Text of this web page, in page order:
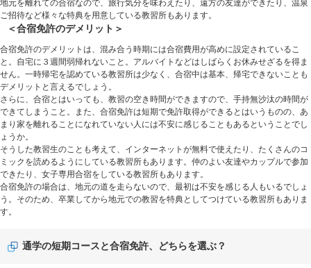
地元を離れての合宿なので、旅行気分を味わえたり、遠方の友達ができたり、温泉
ご招待など様々な特典を用意している教習所もあります。
＜合宿免許のデメリット＞
合宿免許のデメリットは、混み合う時期には合宿費用が高めに設定されているこ
と。自宅に３週間弱帰れないこと。アルバイトなどはしばらくお休みせざるを得ま
せん。一時帰宅を認めている教習所は少なく、合宿中は基本、帰宅できないことも
デメリットと言えるでしょう。
さらに、合宿とはいっても、教習の空き時間ができますので、手持無沙汰の時間が
できてしまうこと。また、合宿免許は短期で免許取得ができるとはいうものの、あ
まり家を離れることになれていない人には不安に感じることもあるということでし
ょうか。
そうした教習生のことも考えて、インターネットが無料で使えたり、たくさんのコ
ミックを読めるようにしている教習所もあります。仲のよい友達やカップルで参加
できたり、女子専用合宿をしている教習所もあります。
合宿免許の場合は、地元の道を走らないので、最初は不安を感じる人もいるでしょ
う。そのため、卒業してから地元での教習を特典としてつけている教習所もありま
す。
通学の短期コースと合宿免許、どちらを選ぶ？